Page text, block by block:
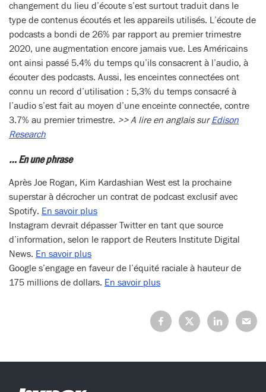
changement du lieu d’écoute s’est surtout traduit dans le
type de contenus écoutés et les appareils utilisés. L’écoute de
podcasts a bondi de 26% par rapport au premier trimestre
2020, une augmentation encore jamais vue. Les Américains
ont ainsi passé 5.4% du temps qu’ils consacrent à l’audio, à
écouter des podcasts. Aussi, les enceintes connectées ont
connu un record d’utilisation : 5,3% du temps consacré à
l’audio s’est fait au moyen d’une enceinte connectée, contre
3.7% au premier trimestre. >> A lire en anglais surEdison
Research​​​​​​​
… En une phrase
Après Joe Rogan, Kim Kardashian West est la prochaine
superstar à décrocher un contrat de podcast exclusif avec
Spotify. En savoir plus
Instagram devrait dépasser Twitter en tant que source
d’information, selon le rapport de Reuters Institute Digital
News. En savoir plus
Google s’engage en faveur de l’équité raciale à hauteur de
175 millions de dollars. En savoir plus
Partagez
sur
Partagez
sur
(Twitter)
Partagez
sur
sur